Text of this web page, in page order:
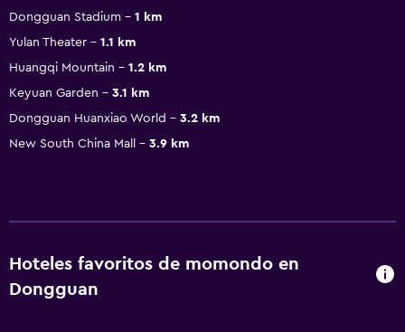
Dongguan Stadium
1 km
Yulan Theater
1.1 km
Huangqi Mountain
1.2 km
Keyuan Garden
3.1 km
Dongguan Huanxiao World
3.2 km
New South China Mall
3.9 km
Hoteles favoritos de momondo en
Dongguan